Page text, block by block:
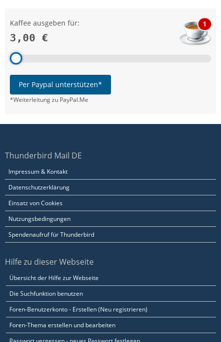
Kaffee ausgeben für:
3,00 €
1
Per Paypal unterstützen*
*Weiterleitung zu PayPal.Me
Thunderbird Mail DE
Impressum & Kontakt
Datenschutzerklärung
Einsatz von Cookies
Nutzungsbedingungen
Spendenaufruf für Thunderbird
Hilfe zu dieser Webseite
Übersicht der Hilfe zur Webseite
Die Suchfunktion benutzen
Foren-Benutzerkonto - Erstellen (Neu registrieren)
Foren-Thema erstellen und bearbeiten